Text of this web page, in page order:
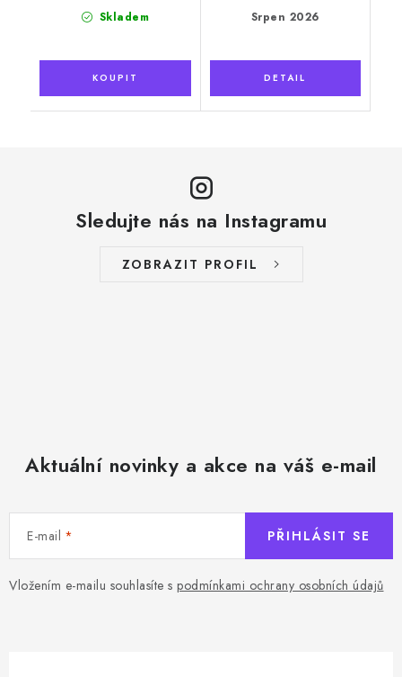
Skladem Srpen 2026
Sledujte nás na Instagramu
ZOBRAZIT PROFIL
Aktuální novinky a akce na váš e-mail
E-mail
Vložením e-mailu souhlasíte s podmínkami ochrany osobních údajů
PŘIHLÁSIT SE